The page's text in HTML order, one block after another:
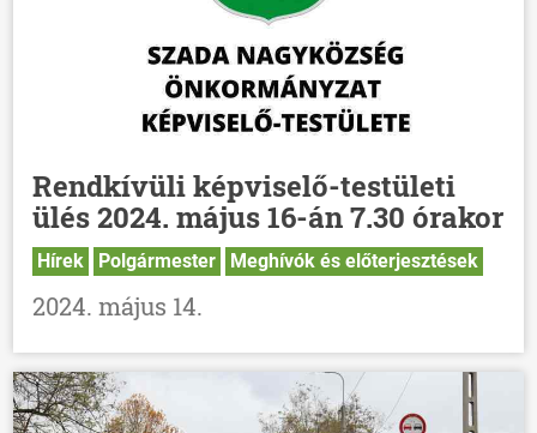
Rendkívüli képviselő-testületi
ülés 2024. május 16-án 7.30 órakor
Hírek Polgármester Meghívók és előterjesztések
2024. május 14.